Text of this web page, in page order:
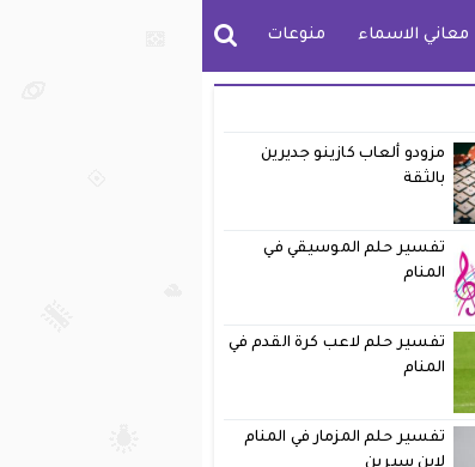
معاني الاسماء منوعات
مزودو ألعاب كازينو جديرين
بالثقة
تفسير حلم الموسيقي في
المنام
تفسير حلم لاعب كرة القدم في
المنام
تفسير حلم المزمار في المنام
لابن سيرين